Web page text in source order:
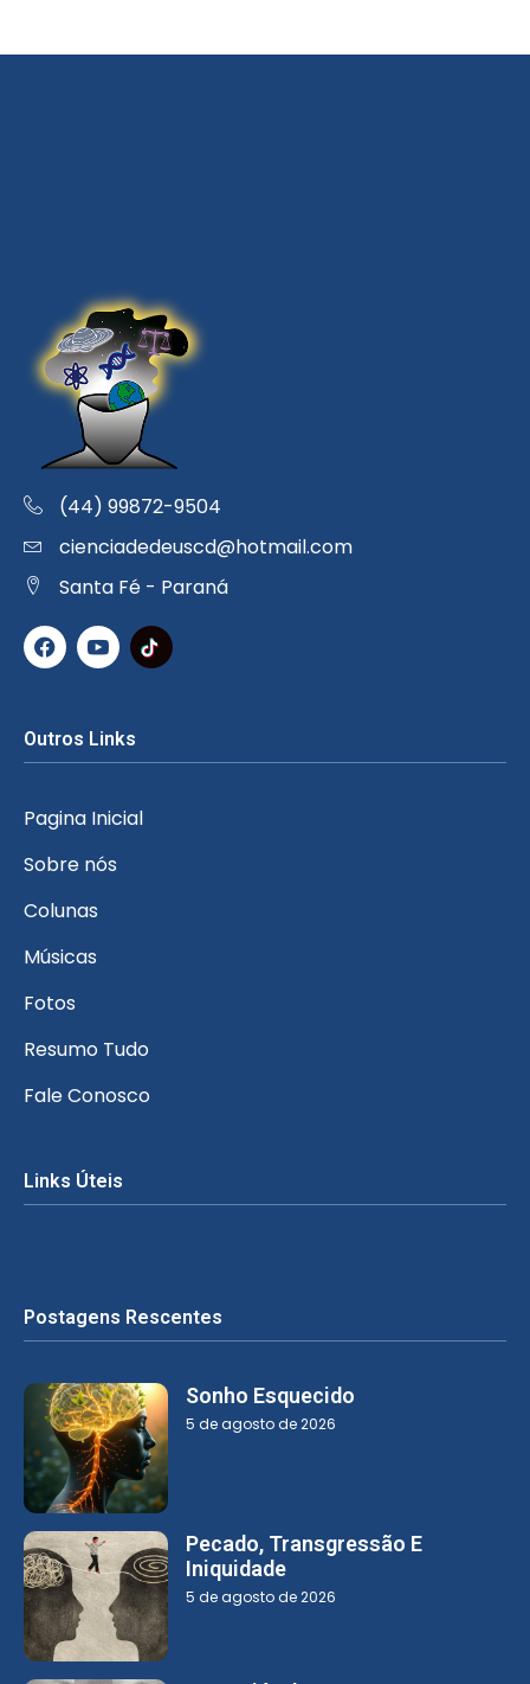
(44) 99872-9504
cienciadedeuscd@hotmail.com
Santa Fé - Paraná
Outros Links
Pagina Inicial
Sobre nós
Colunas
Músicas
Fotos
Resumo Tudo
Fale Conosco
Links Úteis
Postagens Rescentes
Sonho Esquecido
5 de agosto de 2026
Pecado, Transgressão E
Iniquidade
5 de agosto de 2026